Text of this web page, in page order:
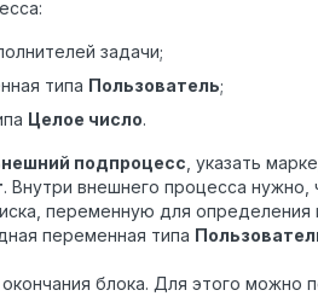
задачи;
типа Пользователь;
Целое число.
подпроцесс , указать
. Внутри внешнего процесса
переменную для определения
переменная типа
окончания блока. Для этого